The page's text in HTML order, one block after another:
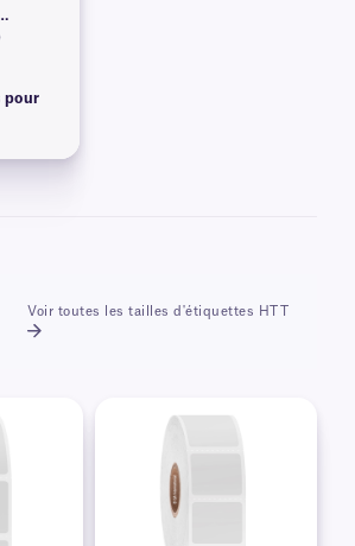
pour
Voir toutes les tailles d'étiquettes HTT